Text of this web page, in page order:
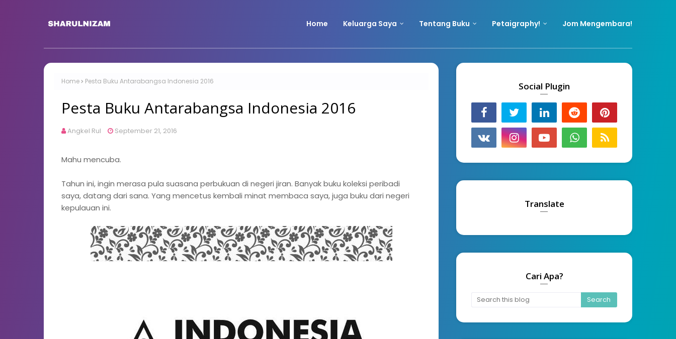
Home Keluarga Saya Tentang Buku Petaigraphy! Jom Mengembara!
Home Pesta Buku Antarabangsa Indonesia 2016
Pesta Buku Antarabangsa Indonesia 2016
Angkel Rul September 21, 2016
Mahu mencuba.
Tahun ini, ingin merasa pula suasana perbukuan di negeri jiran. Banyak buku koleksi peribadi
saya, datang dari sana. Yang mencetus kembali minat membaca saya, juga buku dari negeri
kepulauan ini.
Social Plugin
Translate
Cari Apa?